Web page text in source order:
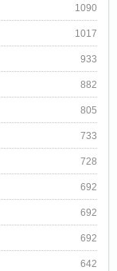
1090
1017
933
882
805
733
728
692
692
692
642